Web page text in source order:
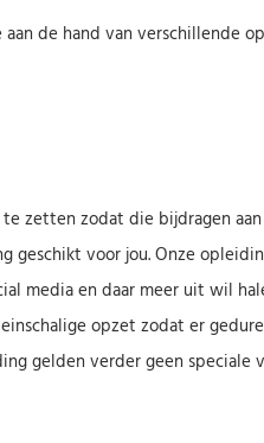
de hand van verschillende
zetten zodat die bijdragen
geschikt voor jou. Onze
media en daar meer uit wil
opzet zodat er
gelden verder geen speciale